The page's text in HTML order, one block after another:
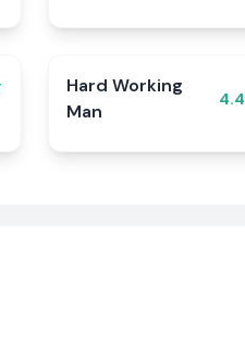
Hard Working
Man
4.4